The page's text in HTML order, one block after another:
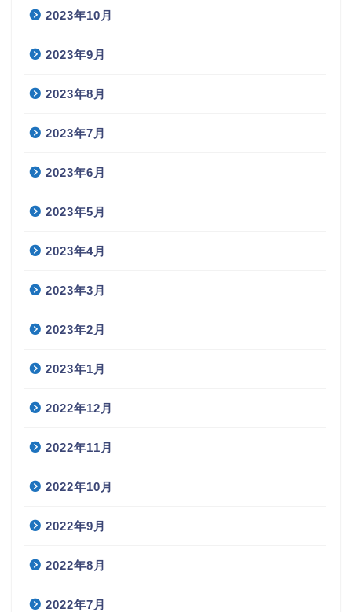
2023年10月
2023年9月
2023年8月
2023年7月
2023年6月
2023年5月
2023年4月
2023年3月
2023年2月
2023年1月
2022年12月
2022年11月
2022年10月
2022年9月
2022年8月
2022年7月